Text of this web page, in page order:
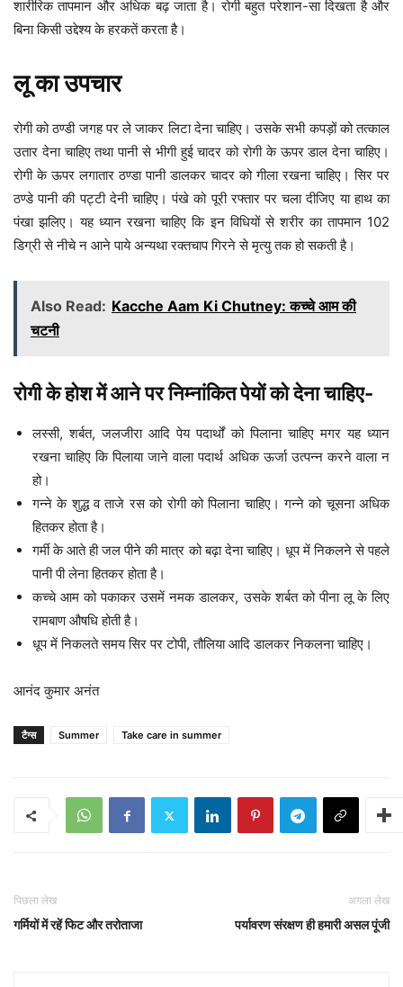
शारीरिक तापमान और अधिक बढ़ जाता है। रोगी बहुत परेशान-सा दिखता है और
बिना किसी उद्देश्य के हरकतें करता है।
लू का उपचार
रोगी को ठण्डी जगह पर ले जाकर लिटा देना चाहिए। उसके सभी कपड़ों को तत्काल
उतार देना चाहिए तथा पानी से भीगी हुई चादर को रोगी के ऊपर डाल देना चाहिए।
रोगी के ऊपर लगातार ठण्डा पानी डालकर चादर को गीला रखना चाहिए। सिर पर
ठण्डे पानी की पट्टी देनी चाहिए। पंखे को पूरी रफ्तार पर चला दीजिए या हाथ का
पंखा झलिए। यह ध्यान रखना चाहिए कि इन विधियों से शरीर का तापमान 102
डिग्री से नीचे न आने पाये अन्यथा रक्तचाप गिरने से मृत्यु तक हो सकती है।
Also Read: Kacche Aam Ki Chutney: कच्चे आम की
चटनी
रोगी के होश में आने पर निम्नांकित पेयों को देना चाहिए-
लस्सी, शर्बत, जलजीरा आदि पेय पदार्थों को पिलाना चाहिए मगर यह ध्यान
रखना चाहिए कि पिलाया जाने वाला पदार्थ अधिक ऊर्जा उत्पन्न करने वाला न
हो।
गन्ने के शुद्ध व ताजे रस को रोगी को पिलाना चाहिए। गन्ने को चूसना अधिक
हितकर होता है।
गर्मी के आते ही जल पीने की मात्र को बढ़ा देना चाहिए। धूप में निकलने से पहले
पानी पी लेना हितकर होता है।
कच्चे आम को पकाकर उसमें नमक डालकर, उसके शर्बत को पीना लू के लिए
रामबाण औषधि होती है।
धूप में निकलते समय सिर पर टोपी, तौलिया आदि डालकर निकलना चाहिए।
आनंद कुमार अनंत
टैग्स Summer Take care in summer
पिछला लेख
गर्मियों में रहें फिट और तरोताजा
अगला लेख
पर्यावरण संरक्षण ही हमारी असल पूंजी